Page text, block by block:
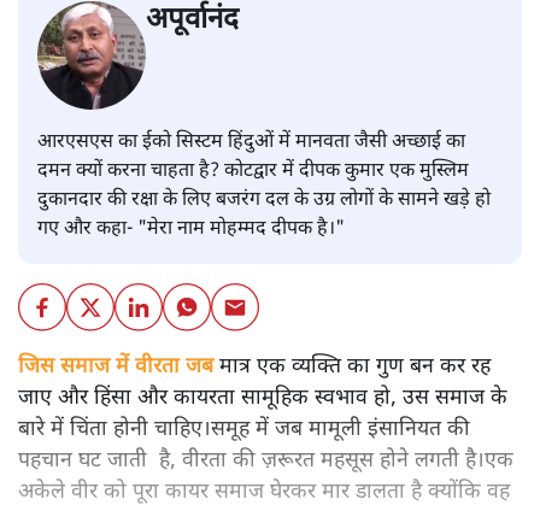
अपूर्वानंद
आरएसएस का ईको सिस्टम हिंदुओं में मानवता जैसी अच्छाई का
दमन क्यों करना चाहता है? कोटद्वार में दीपक कुमार एक मुस्लिम
दुकानदार की रक्षा के लिए बजरंग दल के उग्र लोगों के सामने खड़े हो
गए और कहा- "मेरा नाम मोहम्मद दीपक है।"
जिस समाज में वीरता जबमात्र एक व्यक्ति का गुण बन कर रह
जाए और हिंसा और कायरता सामूहिक स्वभाव हो, उस समाज के
बारे में चिंता होनी चाहिए।समूह में जब मामूली इंसानियत की
पहचान घट जाती है, वीरता की ज़रूरत महसूस होने लगती है।एक
अकेले वीर को पूरा कायर समाज घेरकर मार डालता है क्योंकि वह